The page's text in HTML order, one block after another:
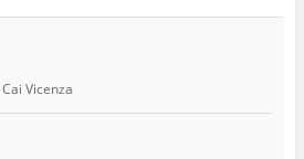
Vicenza